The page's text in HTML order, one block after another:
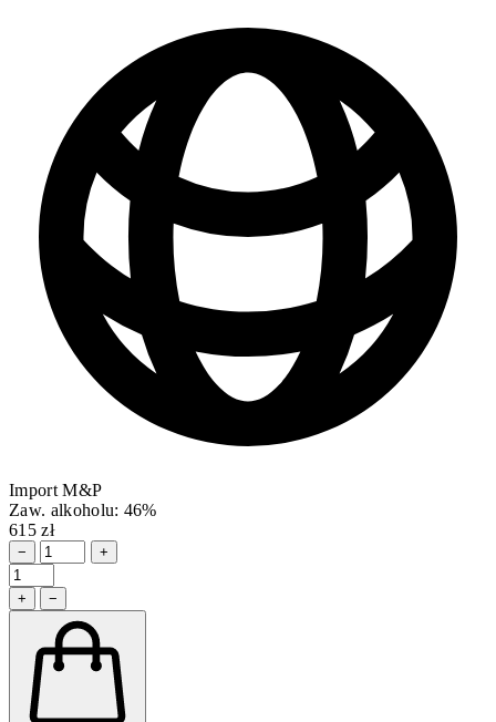
Import M&P
Zaw. alkoholu: 46%
615 zł
− +
+ −